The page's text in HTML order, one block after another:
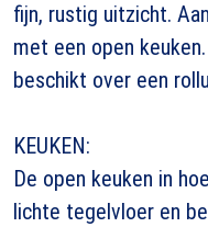
fijn, rustig uitzicht.
met een open
beschikt over een
KEUKEN:
De open keuken in
lichte tegelvloer en